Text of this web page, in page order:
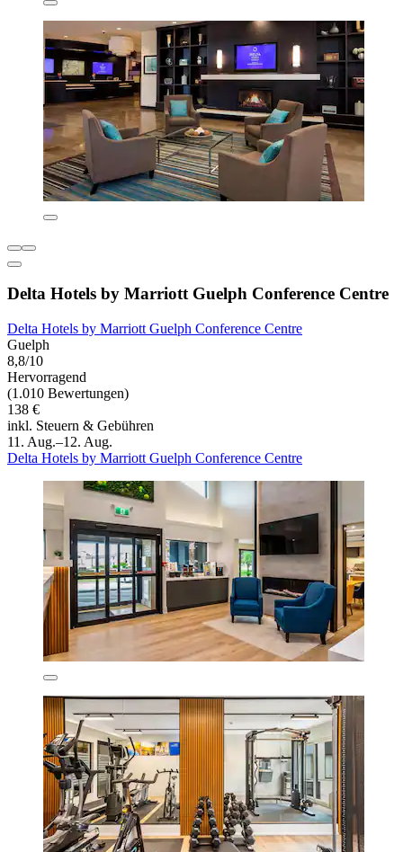
Delta Hotels by Marriott Guelph Conference Centre
Delta Hotels by Marriott Guelph Conference Centre
Guelph
8,8/10
Hervorragend
(1.010 Bewertungen)
138 €
inkl. Steuern & Gebühren
11. Aug.–12. Aug.
Delta Hotels by Marriott Guelph Conference Centre